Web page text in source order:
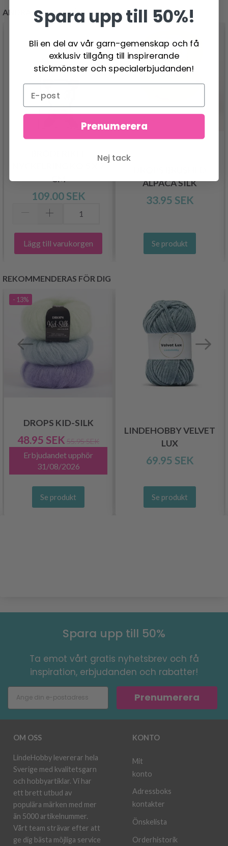
ANDRA KUNDER KÖPTE
CM
109.00 SEK
Lägg till varukorgen
ALPACA SILK
33.95 SEK
Se produkt
REKOMMENDERAS FÖR DIG
- 13%
DROPS KID-SILK
48.95 SEK 55.95 SEK
Erbjudandet upphör
31/08/2026
Se produkt
LINDEHOBBY VELVET
LUX
69.95 SEK
Se produkt
Spara upp till 50%
Ta emot vårt gratis nyhetsbrev och få
inspiration, erbjudanden och rabatter!
Prenumerera
OM OSS
LindeHobby levererar hela
Sverige med kvalitetsgarn
och hobbyartiklar. Vi har
ett brett utbud av
populära märken med mer
än 5000 artikelnummer.
Vårt team strävar efter att
ge dig bästa möjliga service
KONTO
Mit
konto
Adressboks
kontakter
Önskelista
Orderhistorik
Spara upp till 50%!
Bli en del av vår garn-gemenskap och få
exklusiv tillgång till inspirerande
stickmönster och specialerbjudanden!
Prenumerera
Nej tack